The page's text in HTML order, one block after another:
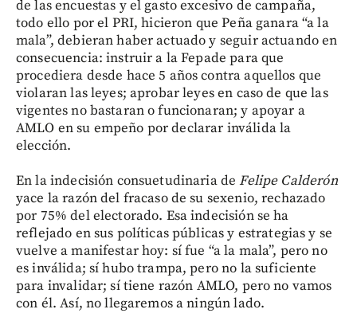
de las encuestas y el gasto excesivo de campaña,
todo ello por el PRI, hicieron que Peña ganara “a la
mala”, debieran haber actuado y seguir actuando en
consecuencia: instruir a la Fepade para que
procediera desde hace 5 años contra aquellos que
violaran las leyes; aprobar leyes en caso de que las
vigentes no bastaran o funcionaran; y apoyar a
AMLO en su empeño por declarar inválida la
elección.
En la indecisión consuetudinaria deFelipe Calderón
yace la razón del fracaso de su sexenio, rechazado
por 75% del electorado. Esa indecisión se ha
reflejado en sus políticas públicas y estrategias y se
vuelve a manifestar hoy: sí fue “a la mala”, pero no
es inválida; sí hubo trampa, pero no la suficiente
para invalidar; sí tiene razón AMLO, pero no vamos
con él. Así, no llegaremos a ningún lado.